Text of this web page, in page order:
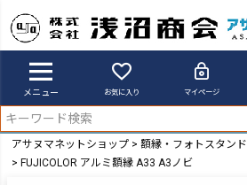
メニュー お気に入り マイページ
アサヌマネットショップ 額縁・フォトスタンド
FUJICOLOR アルミ額縁 A33 A3ノビ